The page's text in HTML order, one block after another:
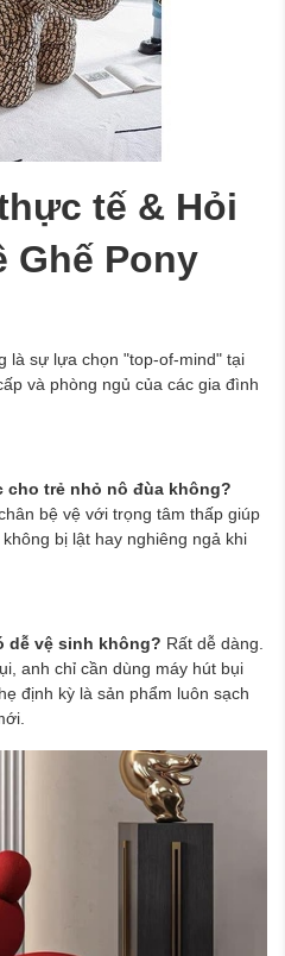
tế & Hỏi
Ghế Pony
là sự lựa chọn "top-of-mind" tại
và phòng ngủ của các gia đình
cho trẻ nhỏ nô đùa không?
bệ vệ với trọng tâm thấp giúp
bị lật hay nghiêng ngả khi
dễ vệ sinh không? Rất dễ dàng.
anh chỉ cần dùng máy hút bụi
định kỳ là sản phẩm luôn sạch